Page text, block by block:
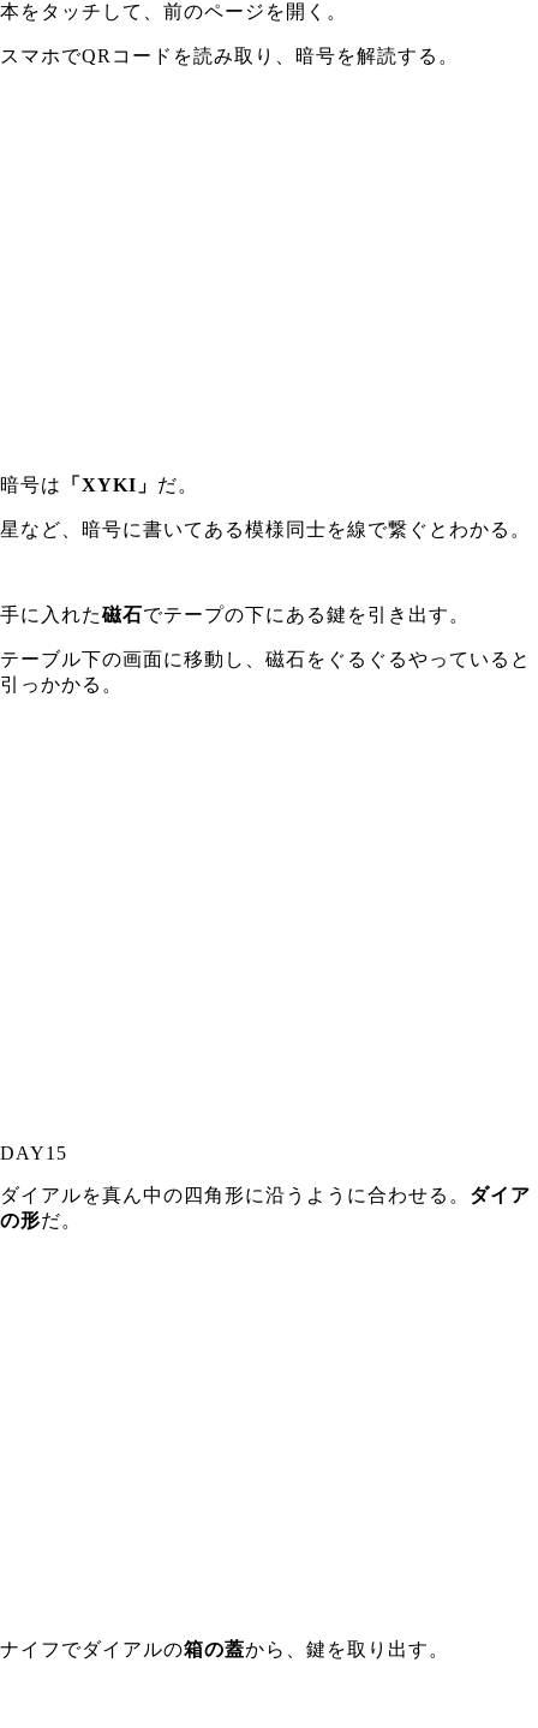
本をタッチして、前のページを開く。
スマホでQRコードを読み取り、暗号を解読する。
暗号は 「XYKI」 だ。
星など、暗号に書いてある模様同士を線で繋ぐとわかる。
手に入れた磁石でテープの下にある鍵を引き出す。
テーブル下の画面に移動し、磁石をぐるぐるやっていると
引っかかる。
DAY15
ダイアルを真ん中の四角形に沿うように合わせる。 ダイア
の形だ。
ナイフでダイアルの箱の蓋から、鍵を取り出す。